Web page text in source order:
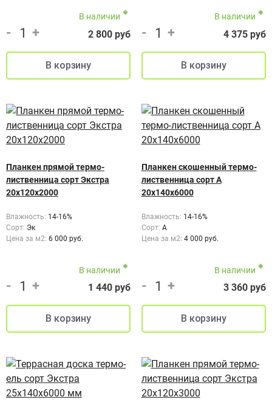
В наличии
- + 2 800 руб
В наличии
- + 4 375 руб
Планкен прямой термо-
лиственница сорт Экстра
20х120х2000
Влажность: 14-16%
Сорт: Эк
Цена за м2: 6 000 руб.
В наличии
- + 1 440 руб
Планкен скошенный термо-
лиственница сорт А
20х140х6000
Влажность: 14-16%
Сорт: А
Цена за м2: 4 000 руб.
В наличии
- + 3 360 руб